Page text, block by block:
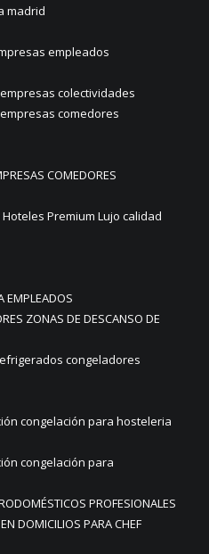
madrid
empleados
colectividades
comedores
COMEDORES
Premium Lujo calidad
EMPLEADOS
ZONAS DE DESCANSO DE
congeladores
congelación para hosteleria
congelación para
PROFESIONALES
DOMICILIOS PARA CHEF